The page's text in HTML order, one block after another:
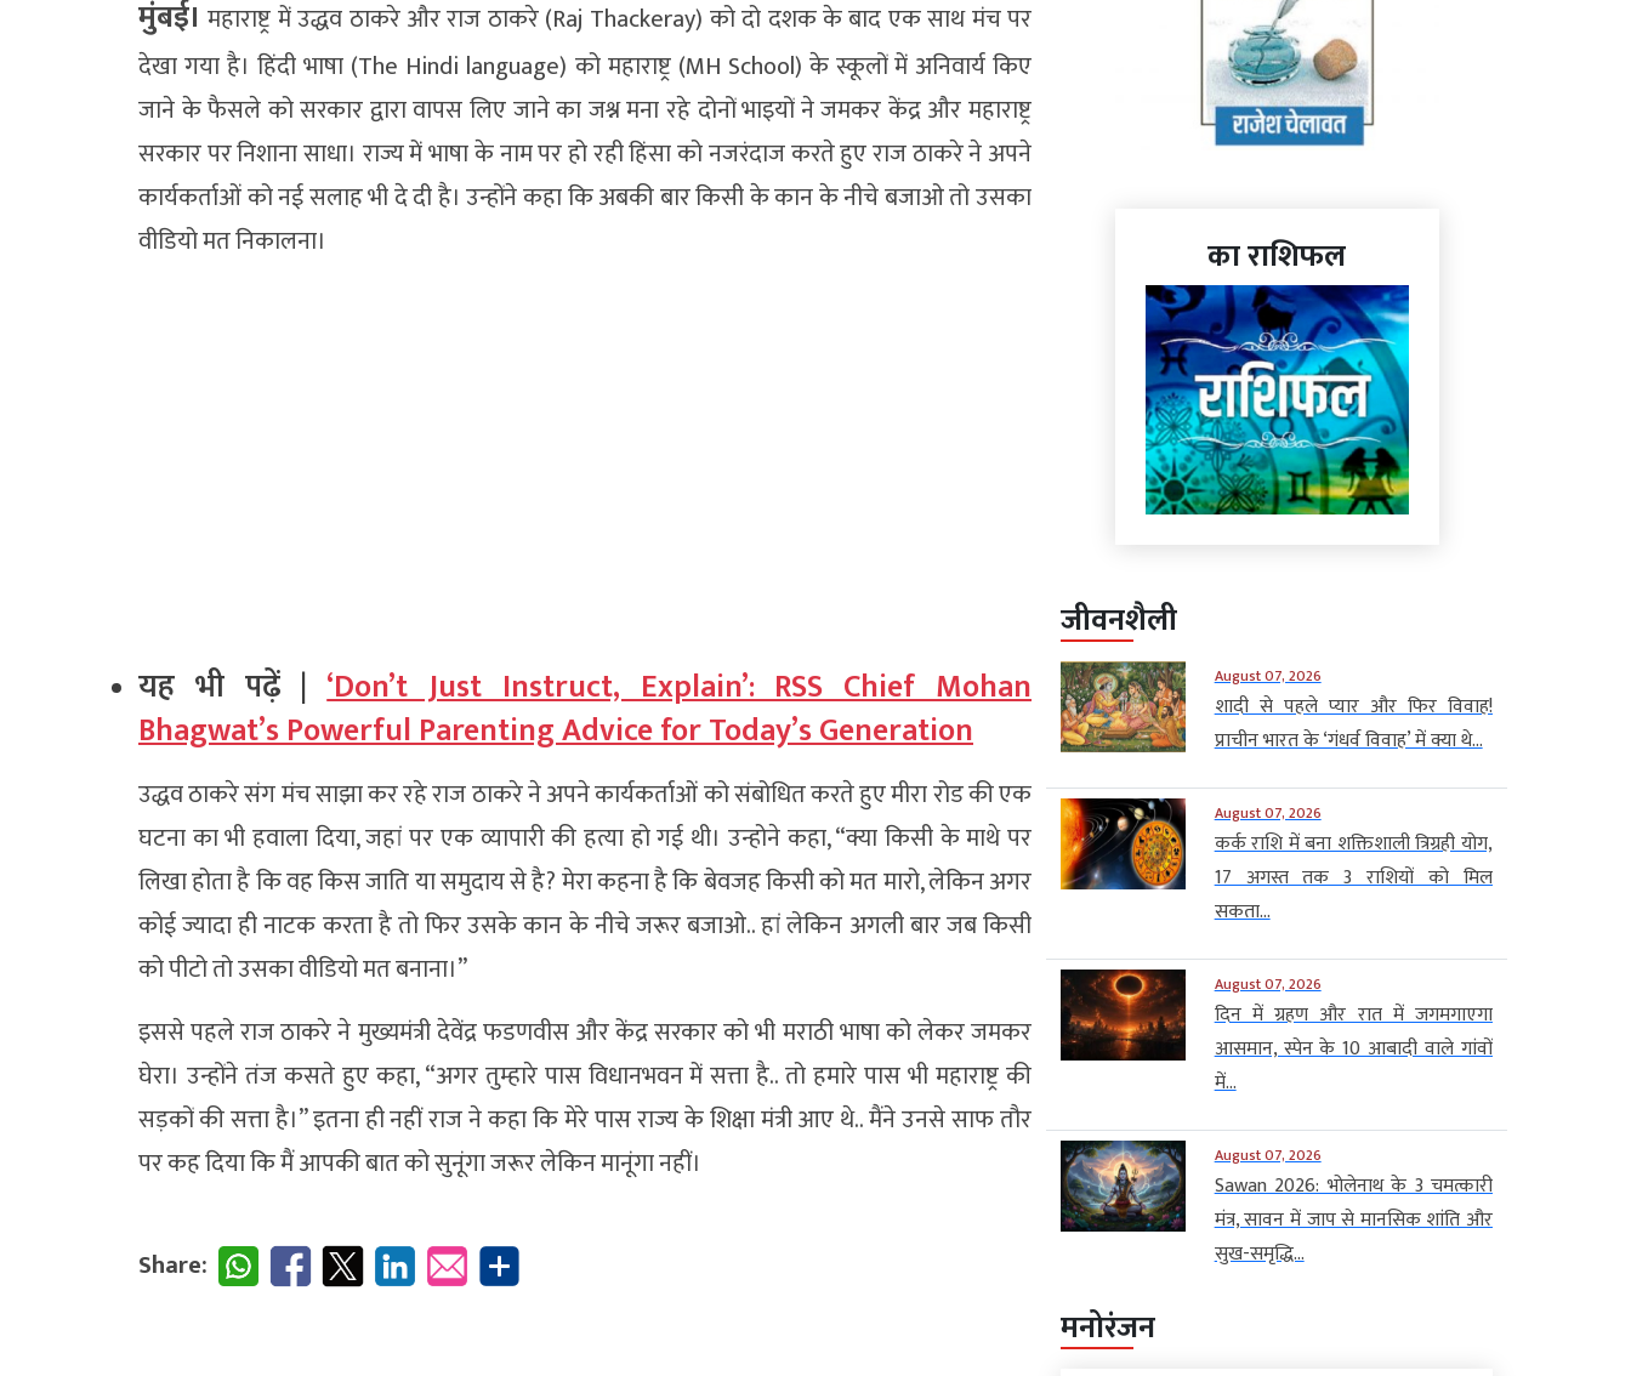
मुंबई। महाराष्ट्र में उद्धव ठाकरे और राज ठाकरे (Raj Thackeray) को दो दशक के बाद एक साथ मंच पर
देखा गया है। हिंदी भाषा (The Hindi language) को महाराष्ट्र (MH School) के स्कूलों में अनिवार्य किए
जाने के फैसले को सरकार द्वारा वापस लिए जाने का जश्न मना रहे दोनों भाइयों ने जमकर केंद्र और महाराष्ट्र
सरकार पर निशाना साधा। राज्य में भाषा के नाम पर हो रही हिंसा को नजरंदाज करते हुए राज ठाकरे ने अपने
कार्यकर्ताओं को नई सलाह भी दे दी है। उन्होंने कहा कि अबकी बार किसी के कान के नीचे बजाओ तो उसका
वीडियो मत निकालना।
यह भी पढ़ें |‘Don’t Just Instruct, Explain’: RSS Chief Mohan
Bhagwat’s Powerful Parenting Advice for Today’s Generation
उद्धव ठाकरे संग मंच साझा कर रहे राज ठाकरे ने अपने कार्यकर्ताओं को संबोधित करते हुए मीरा रोड की एक
घटना का भी हवाला दिया, जहां पर एक व्यापारी की हत्या हो गई थी। उन्होने कहा, “क्या किसी के माथे पर
लिखा होता है कि वह किस जाति या समुदाय से है? मेरा कहना है कि बेवजह किसी को मत मारो, लेकिन अगर
कोई ज्यादा ही नाटक करता है तो फिर उसके कान के नीचे जरूर बजाओ.. हां लेकिन अगली बार जब किसी
को पीटो तो उसका वीडियो मत बनाना।”
इससे पहले राज ठाकरे ने मुख्यमंत्री देवेंद्र फडणवीस और केंद्र सरकार को भी मराठी भाषा को लेकर जमकर
घेरा। उन्होंने तंज कसते हुए कहा, “अगर तुम्हारे पास विधानभवन में सत्ता है.. तो हमारे पास भी महाराष्ट्र की
सड़कों की सत्ता है।” इतना ही नहीं राज ने कहा कि मेरे पास राज्य के शिक्षा मंत्री आए थे.. मैंने उनसे साफ तौर
पर कह दिया कि मैं आपकी बात को सुनूंगा जरूर लेकिन मानूंगा नहीं।
Share:
का राशिफल
जीवनशैली
August 07, 2026
शादी से पहले प्यार और फिर विवाह!
प्राचीन भारत के ‘गंधर्व विवाह’ में क्या थे...
August 07, 2026
कर्क राशि में बना शक्तिशाली त्रिग्रही योग,
17 अगस्त तक 3 राशियों को मिल
सकता...
August 07, 2026
दिन में ग्रहण और रात में जगमगाएगा
आसमान, स्पेन के 10 आबादी वाले गांवों
में...
August 07, 2026
Sawan 2026: भोलेनाथ के 3 चमत्कारी
मंत्र, सावन में जाप से मानसिक शांति और
सुख-समृद्धि...
मनोरंजन